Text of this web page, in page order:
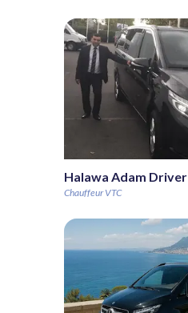
Halawa Adam Driver
Chauffeur VTC